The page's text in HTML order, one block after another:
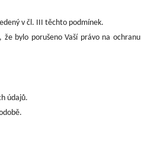
v čl. III těchto podmínek.
bylo porušeno Vaší právo na ochranu
údajů.